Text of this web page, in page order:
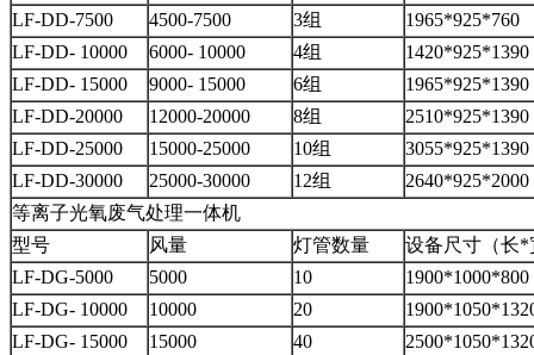
LF-DD-7500
4500-7500 3组
1965*925*760
LF-DD- 10000
6000- 10000 4组
1420*925*1390
LF-DD- 15000
9000- 15000 6组
1965*925*1390
LF-DD-20000
12000-20000 8组
2510*925*1390
LF-DD-25000
15000-25000 10组
3055*925*1390
LF-DD-30000
25000-30000 12组
2640*925*2000
等离子光氧废气处理一体机
型号
风量 灯管数量
设备尺寸（长
LF-DG-5000
5000 10
1900*1000*800
LF-DG- 10000
10000 20
LF-DG- 15000
15000 40